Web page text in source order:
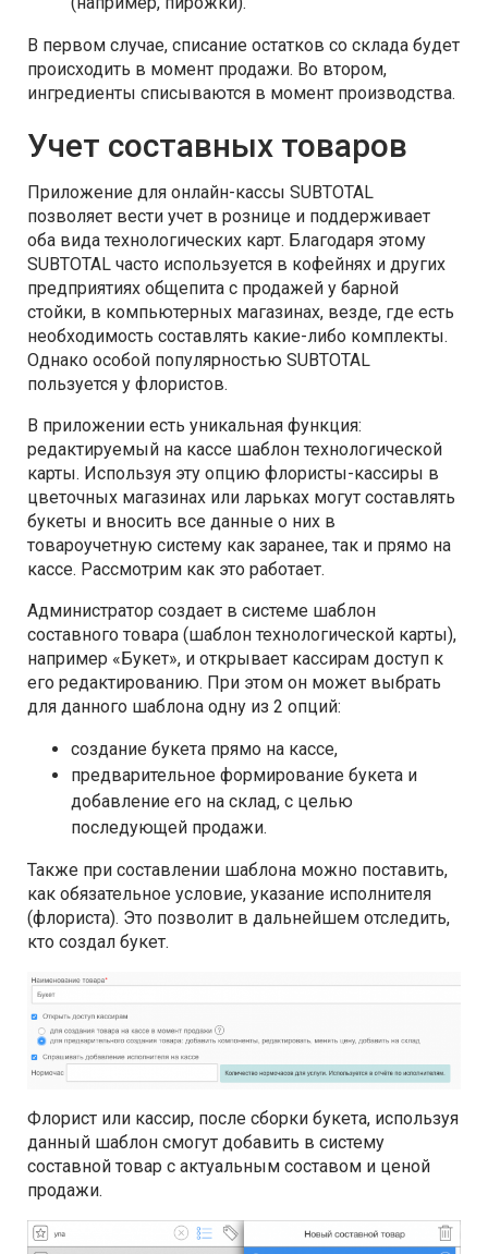
В первом случае, списание остатков со склада будет
происходить в момент продажи. Во втором,
ингредиенты списываются в момент производства.
Учет составных товаров
Приложение для онлайн-кассы SUBTOTAL
позволяет вести учет в рознице и поддерживает
оба вида технологических карт. Благодаря этому
SUBTOTAL часто используется в кофейнях и других
предприятиях общепита с продажей у барной
стойки, в компьютерных магазинах, везде, где есть
необходимость составлять какие-либо комплекты.
Однако особой популярностью SUBTOTAL
пользуется у флористов.
В приложении есть уникальная функция:
редактируемый на кассе шаблон технологической
карты. Используя эту опцию флористы-кассиры в
цветочных магазинах или ларьках могут составлять
букеты и вносить все данные о них в
товароучетную систему как заранее, так и прямо на
кассе. Рассмотрим как это работает.
Администратор создает в системе шаблон
составного товара (шаблон технологической карты),
например «Букет», и открывает кассирам доступ к
его редактированию. При этом он может выбрать
для данного шаблона одну из 2 опций:
создание букета прямо на кассе,
предварительное формирование букета и
добавление его на склад, с целью
последующей продажи.
Также при составлении шаблона можно поставить,
как обязательное условие, указание исполнителя
(флориста). Это позволит в дальнейшем отследить,
кто создал букет.
Флорист или кассир, после сборки букета, используя
данный шаблон смогут добавить в систему
составной товар с актуальным составом и ценой
продажи.